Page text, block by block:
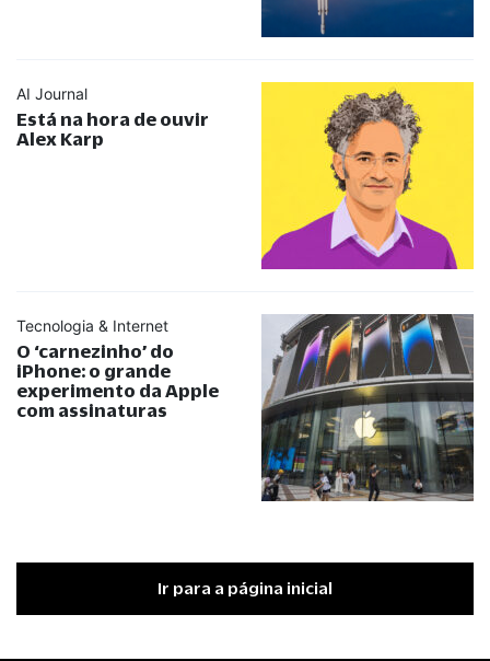
AI Journal
Está na hora de ouvir
Alex Karp
Tecnologia & Internet
O ‘carnezinho’ do
iPhone: o grande
experimento da Apple
com assinaturas
Ir para a página inicial